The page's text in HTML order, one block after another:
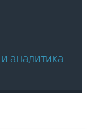
аналитика.